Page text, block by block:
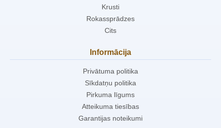
Krusti
Rokassprādzes
Cits
Informācija
Privātuma politika
Sīkdatņu politika
Pirkuma līgums
Atteikuma tiesības
Garantijas noteikumi